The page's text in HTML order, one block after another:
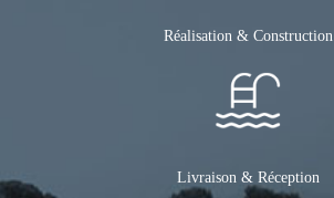
Réalisation & Construction
Livraison & Réception